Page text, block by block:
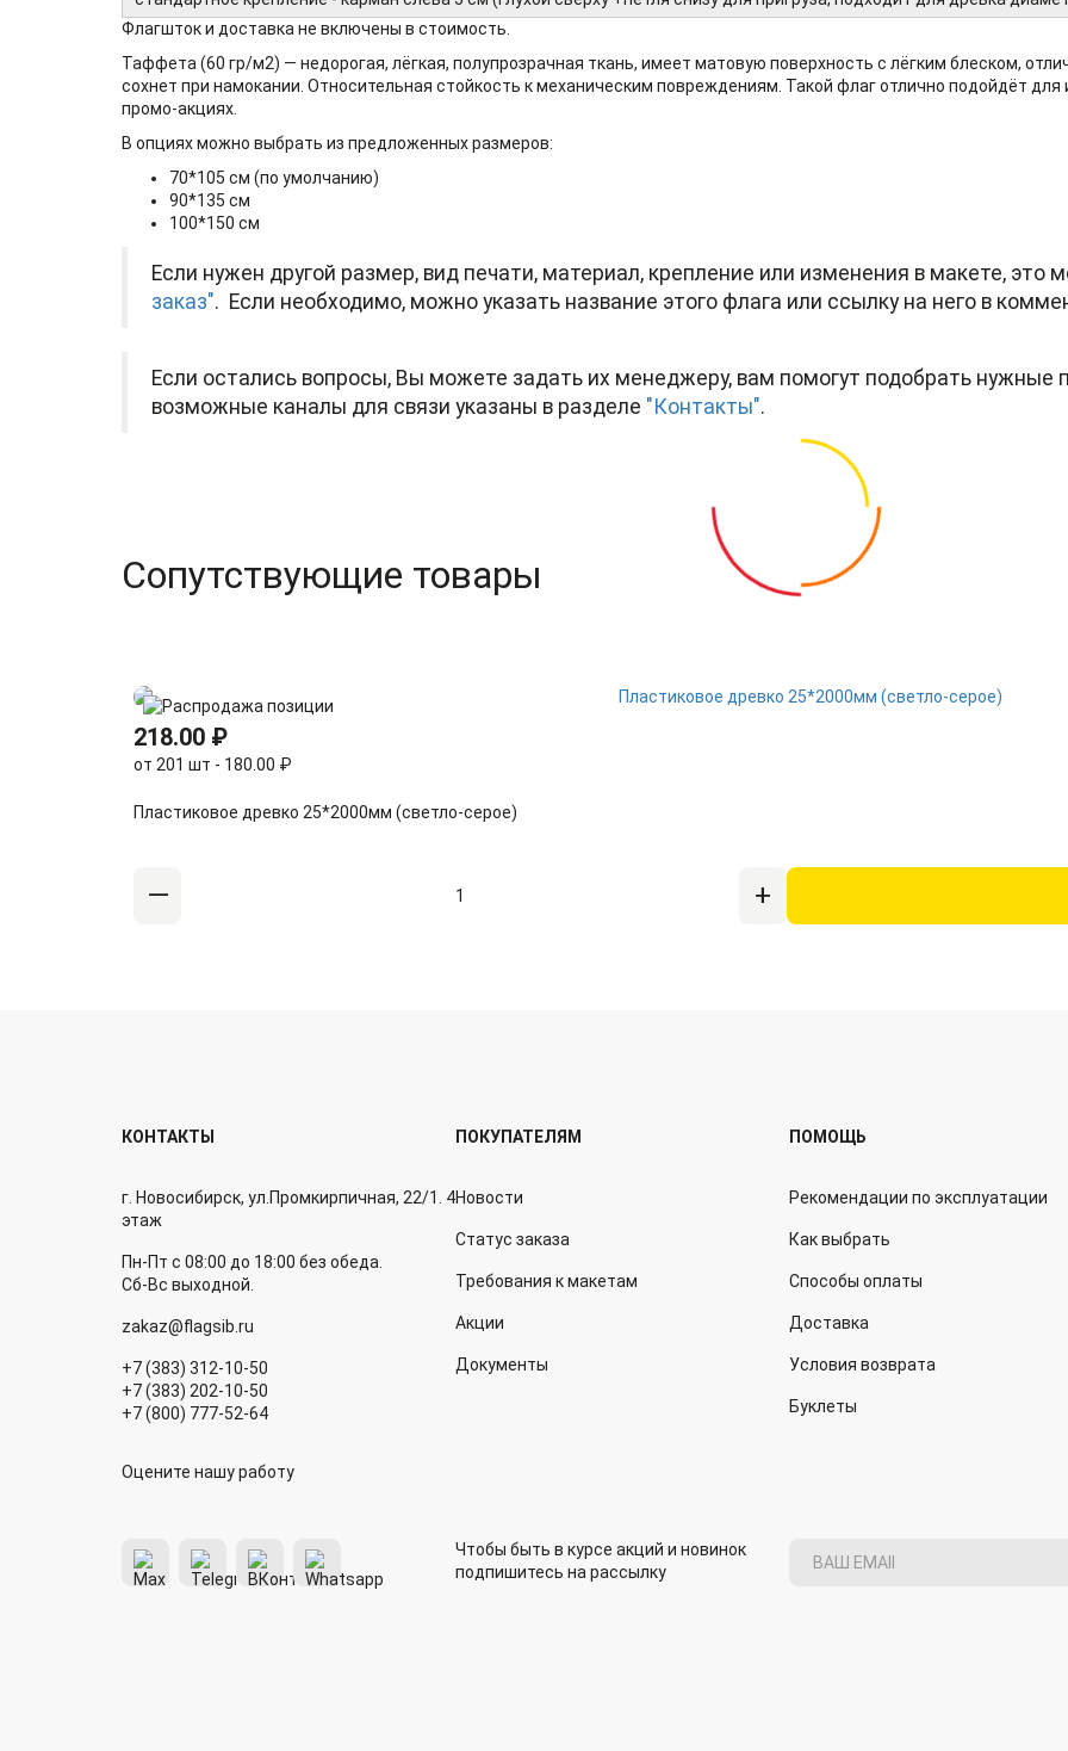
Флагшток и доставка не включены в стоимость.
Таффета (60 гр/м2) — недорогая, лёгкая, полупрозрачная ткань, имеет матовую поверхность с лёгким блеском,
сохнет при намокании. Относительная стойкость к механическим повреждениям. Такой флаг отлично подойдёт
промо-акциях.
В опциях можно выбрать из предложенных размеров:
70*105 см (по умолчанию)
90*135 см
100*150 см
Если нужен другой размер, вид печати, материал, крепление или изменения в макете, это
заказ". Если необходимо, можно указать название этого флага или ссылку на него в
Если остались вопросы, Вы можете задать их менеджеру, вам помогут подобрать нужные
возможные каналы для связи указаны в разделе "Контакты".
Сопутствующие товары
218.00 ₽
от 201 шт - 180.00 ₽
Пластиковое древко 25*2000мм (светло-серое)
КОНТАКТЫ
г. Новосибирск, ул.Промкирпичная, 22/1. 4
этаж
Пн-Пт с 08:00 до 18:00 без обеда.
Сб-Вс выходной.
zakaz@flagsib.ru
+7 (383) 312-10-50
+7 (383) 202-10-50
+7 (800) 777-52-64
Оцените нашу работу
ПОКУПАТЕЛЯМ
Новости
Статус заказа
Требования к макетам
Акции
Документы
ПОМОЩЬ
Рекомендации по эксплуатации
Как выбрать
Способы оплаты
Доставка
Условия возврата
Буклеты
Чтобы быть в курсе акций и новинок
подпишитесь на рассылку